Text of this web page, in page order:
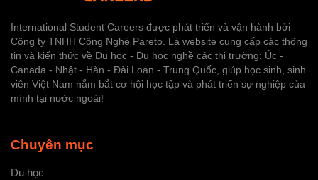
International Student Careers được phát triển và vận hành bởi
Công ty TNHH Công Nghệ Pareto. Là website cung cấp các thông
tin và kiến thức về Du học - Du học nghề các thị trường: Úc -
Canada - Nhật - Hàn - Đài Loan - Trung Quốc, giúp học sinh, sinh
viên Việt Nam nắm bắt cơ hội học tập và phát triển sự nghiệp của
mình tại nước ngoài!
Chuyên mục
Du học